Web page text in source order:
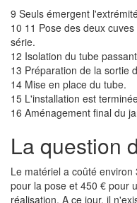
9 Seuls émergent
10 11 Pose des deux
série.
12 Isolation du tube
13 Préparation de la sortie
14 Mise en place du tube.
15 L'installation est
16 Aménagement final du
La question
Le matériel a coûté
pour la pose et 450 € pour
réalisation. A ce jour, il